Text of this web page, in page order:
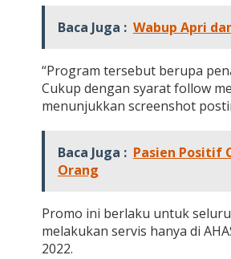
Y
S
e
g
e
K
u
n
Baca Juga : Wabup Apri
“Program tersebut berupa
Cukup dengan syarat follow
menunjukkan screenshot
Baca Juga : Pasien Positif
Orang
Promo ini berlaku untuk
melakukan servis hanya di
2022.